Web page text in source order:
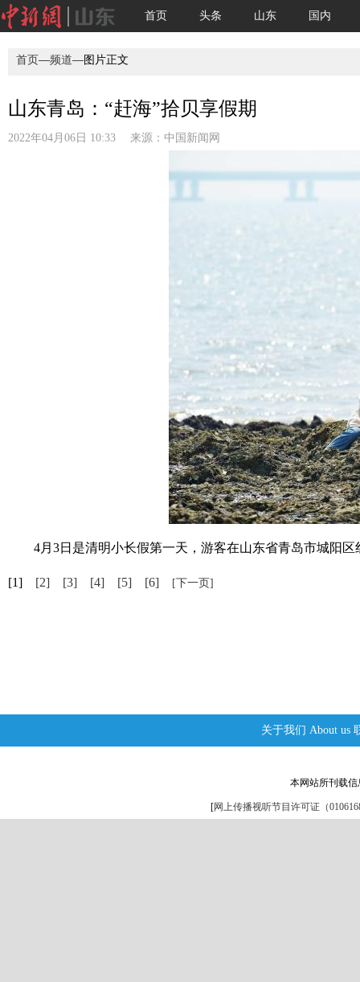
首页 头条 山东 国内
首页—频道—图片正文
山东青岛：“赶海”拾贝享假期
2022年04月06日 10:33 来源： 中国新闻网
4月3日是清明小长假第一天，游客在山东省青岛市城阳区
[1] [2] [3] [4] [5] [6] [下一页]
关于我们 About us
本网站所刊载
[网上传播视听节目许可证（